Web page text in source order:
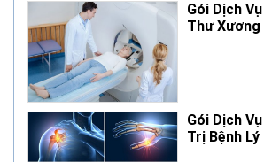
Gói Dịch
Thư Xương
Gói Dịch
Trị Bệnh